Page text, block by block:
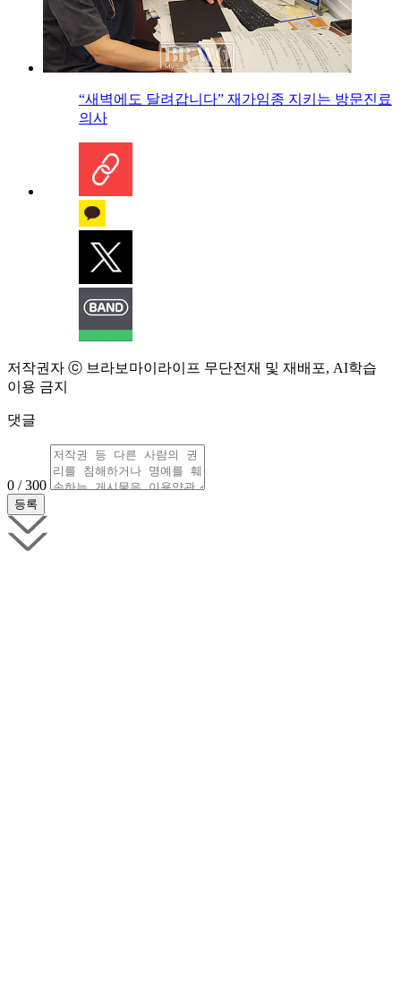
“새벽에도 달려갑니다” 재가임종 지키는 방문진료
의사
저작권자 ⓒ 브라보마이라이프 무단전재 및 재배포, AI학습
이용 금지
댓글
0 / 300